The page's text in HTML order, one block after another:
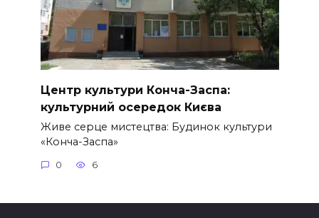
Центр культури Конча-Заспа:
культурний осередок Києва
Живе серце мистецтва: Будинок культури
«Конча-Заспа»
0 6